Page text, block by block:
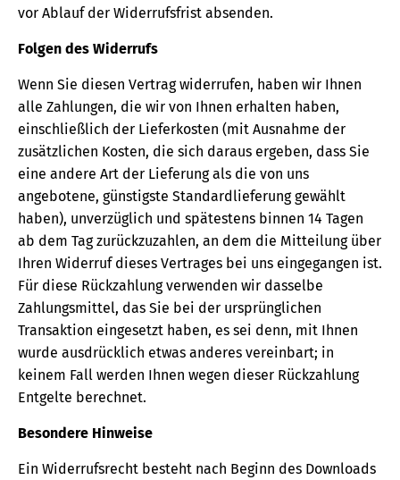
vor Ablauf der Widerrufsfrist absenden.
Folgen des Widerrufs
Wenn Sie diesen Vertrag widerrufen, haben wir Ihnen
alle Zahlungen, die wir von Ihnen erhalten haben,
einschließlich der Lieferkosten (mit Ausnahme der
zusätzlichen Kosten, die sich daraus ergeben, dass Sie
eine andere Art der Lieferung als die von uns
angebotene, günstigste Standardlieferung gewählt
haben), unverzüglich und spätestens binnen 14 Tagen
ab dem Tag zurückzuzahlen, an dem die Mitteilung über
Ihren Widerruf dieses Vertrages bei uns eingegangen ist.
Für diese Rückzahlung verwenden wir dasselbe
Zahlungsmittel, das Sie bei der ursprünglichen
Transaktion eingesetzt haben, es sei denn, mit Ihnen
wurde ausdrücklich etwas anderes vereinbart; in
keinem Fall werden Ihnen wegen dieser Rückzahlung
Entgelte berechnet.
Besondere Hinweise
Ein Widerrufsrecht besteht nach Beginn des Downloads